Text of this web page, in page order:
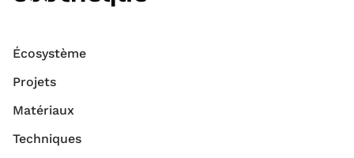
Écosystème
Projets
Matériaux
Techniques